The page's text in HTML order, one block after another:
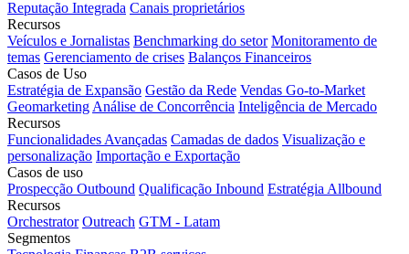
Reputação Integrada Canais proprietários
Recursos
Veículos e Jornalistas Benchmarking do setor Monitoramento de
temas Gerenciamento de crises Balanços Financeiros
Casos de Uso
Estratégia de Expansão Gestão da Rede Vendas Go-to-Market
Geomarketing Análise de Concorrência Inteligência de Mercado
Recursos
Funcionalidades Avançadas Camadas de dados Visualização e
personalização Importação e Exportação
Casos de uso
Prospecção Outbound Qualificação Inbound Estratégia Allbound
Recursos
Orchestrator Outreach GTM - Latam
Segmentos